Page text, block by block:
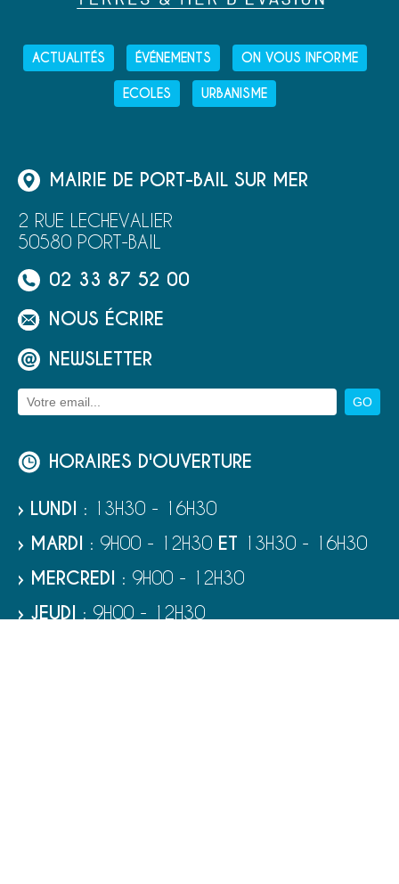
ACTUALITÉS ÉVÉNEMENTS ON VOUS INFORME
ECOLES URBANISME
MAIRIE DE PORT-BAIL SUR MER
2 RUE LECHEVALIER
50580 PORT-BAIL
02 33 87 52 00
NOUS ÉCRIRE
NEWSLETTER
HORAIRES D'OUVERTURE
› LUNDI : 13H30 - 16H30
› MARDI : 9H00 - 12H30 ET 13H30 - 16H30
› MERCREDI : 9H00 - 12H30
› JEUDI : 9H00 - 12H30